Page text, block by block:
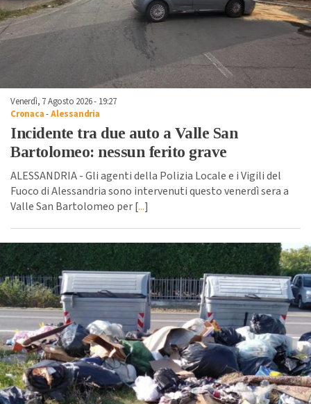
Venerdì, 7 Agosto 2026 - 19:27
Cronaca-Alessandria
Incidente tra due auto a Valle San
Bartolomeo: nessun ferito grave
ALESSANDRIA - Gli agenti della Polizia Locale e i Vigili del
Fuoco di Alessandria sono intervenuti questo venerdì sera a
Valle San Bartolomeo per [...]